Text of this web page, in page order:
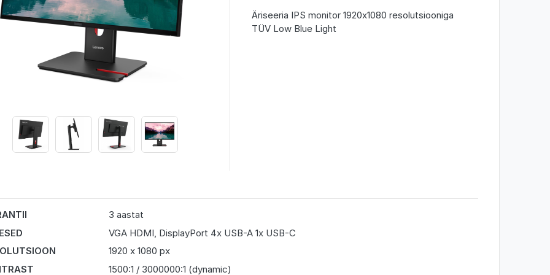
Äriseeria IPS monitor 1920x1080 resolutsiooniga
TÜV Low Blue Light
3 aastat
VGA HDMI, DisplayPort 4x USB-A 1x USB-C
1920 x 1080 px
1500:1 / 3000000:1 (dynamic)